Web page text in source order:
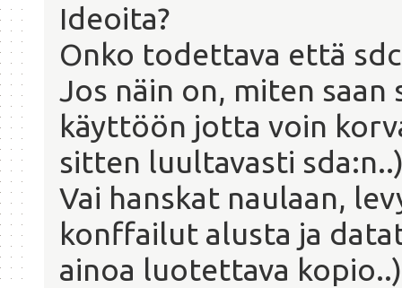
Ideoita?
Onko todettava että
Jos näin on, miten
käyttöön jotta voin
sitten luultavasti
Vai hanskat naulaan,
konffailut alusta ja
ainoa luotettava kopio..)